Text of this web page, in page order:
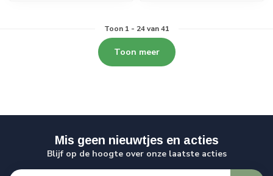
Toon 1 - 24van 41
Toon meer
Mis geen nieuwtjes en acties
Blijf op de hoogte over onze laatste acties